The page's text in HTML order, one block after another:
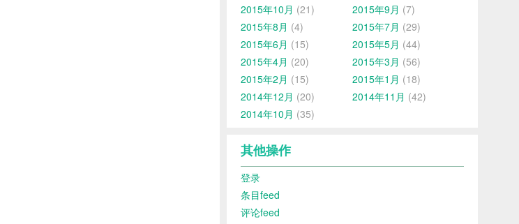
2015年10月 (21) 2015年9月 (7)
2015年8月 (4) 2015年7月 (29)
2015年6月 (15) 2015年5月 (44)
2015年4月 (20) 2015年3月 (56)
2015年2月 (15) 2015年1月 (18)
2014年12月 (20) 2014年11月 (42)
2014年10月 (35)
其他操作
登录
条目feed
评论feed